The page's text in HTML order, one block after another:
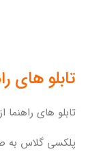
تابلو های
تابلو های
پلکسی گلاس به